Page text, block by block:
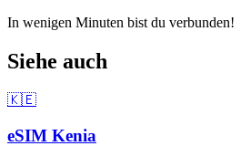
In wenigen Minuten bist du verbunden!
Siehe auch
🇰🇪
eSIM Kenia